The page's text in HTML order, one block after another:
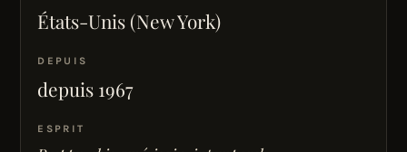
États-Unis (New York)
DEPUIS
depuis 1967
ESPRIT